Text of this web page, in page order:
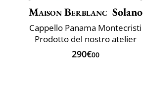
Maison Berblanc Solano
Cappello Panama Montecristi
Prodotto del nostro atelier
290€00